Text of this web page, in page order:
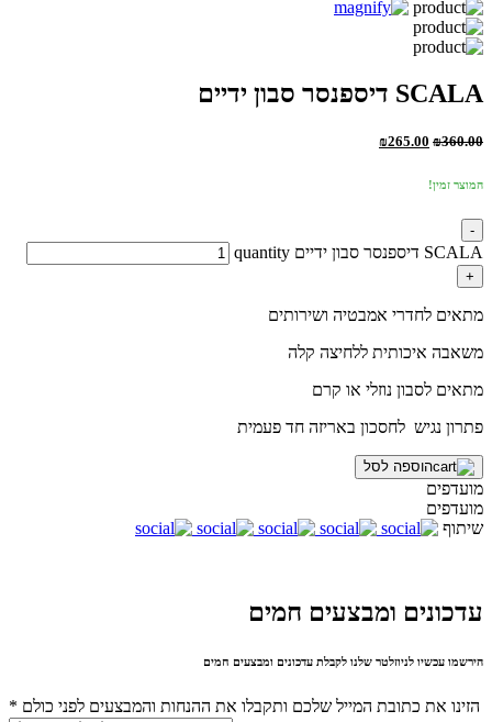
SCALA דיספנסר סבון ידיים
₪360.00
₪265.00
המוצר זמין!
-
SCALA דיספנסר סבון ידיים quantity
+
מתאים לחדרי אמבטיה ושירותים
משאבה איכותית ללחיצה קלה
מתאים לסבון נוזלי או קרם
פתרון נגיש לחסכון באריזה חד פעמית
הוספה לסל
מועדפים
מועדפים
שיתוף
עדכונים ומבצעים חמים
הירשמו עכשיו לניוזלטר שלנו לקבלת עדכונים ומבצעים חמים
הזינו את כתובת המייל שלכם ותקבלו את ההנחות והמבצעים לפני כולם *